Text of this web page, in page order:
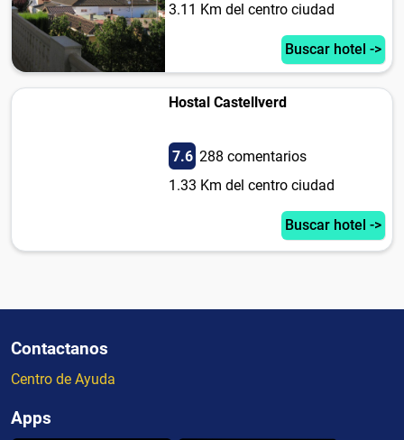
3.11 Km del centro ciudad
Buscar hotel ->
Hostal Castellverd
7.6 288 comentarios
1.33 Km del centro ciudad
Buscar hotel ->
Contactanos
Centro de Ayuda
Apps